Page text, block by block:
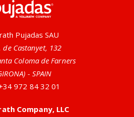
Pujadas SAU
de Castanyet, 132
Coloma de Farners
- SPAIN
972 84 32 01
Company, LLC